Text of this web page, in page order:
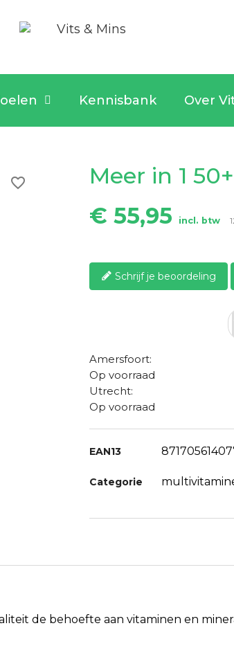
Kennisbank Over
favorite_border
Meer in 1 50+
€ 55,95
incl. btw
Schrijf je beoordeling
Amersfoort:
Op voorraad
Utrecht:
Op voorraad
EAN13
Categorie
de behoefte aan vitaminen en